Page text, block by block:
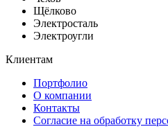
Щёлково
Электросталь
Электроугли
Клиентам
Портфолио
О компании
Контакты
Согласие на обработку